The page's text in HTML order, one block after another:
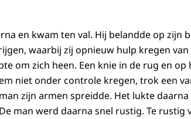
en kwam ten val. Hij belandde op zijn
waarbij zij opnieuw hulp kregen van
om zich heen. Een knie in de rug en
niet onder controle kregen, trok een
zijn armen spreidde. Het lukte
man werd daarna snel rustig. Te rustig